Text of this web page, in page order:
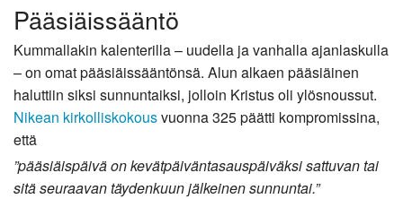
Pääsiäissääntö
Kummallakin kalenterilla – uudella ja vanhalla ajanlaskulla
– on omat pääsiäissääntönsä. Alun alkaen pääsiäinen
haluttiin siksi sunnuntaiksi, jolloin Kristus oli ylösnoussut.
Nikean kirkolliskokousvuonna 325 päätti kompromissina,
että
”pääsiäispäivä on kevätpäiväntasauspäiväksi sattuvan tai
sitä seuraavan täydenkuun jälkeinen sunnuntai.”